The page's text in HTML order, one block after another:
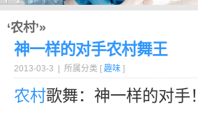
‘农村’»
神一样的对手农村舞王
2013-03-3 | 所属分类 [ 趣味 ]
农村歌舞：神一样的对手！